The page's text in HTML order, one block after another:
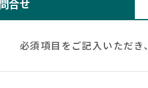
合せ
必須項目をご記入いただき